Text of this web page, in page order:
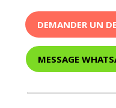
DEMANDER UN
MESSAGE